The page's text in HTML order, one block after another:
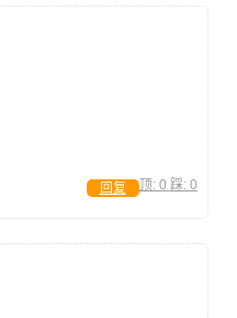
顶: 0 踩: 0
回复